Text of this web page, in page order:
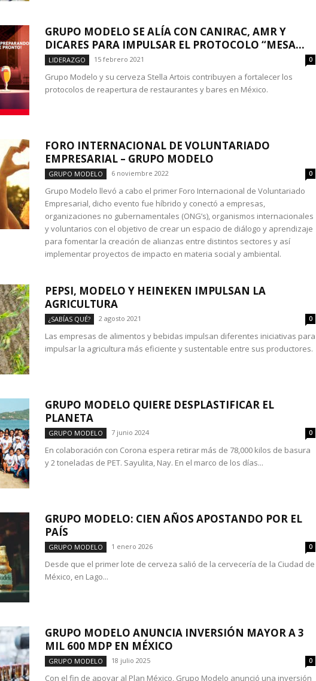
GRUPO MODELO SE ALÍA CON CANIRAC, AMR Y
DICARES PARA IMPULSAR EL PROTOCOLO “MESA...
LIDERAZGO 15 febrero 2021 0
Grupo Modelo y su cerveza Stella Artois contribuyen a fortalecer los
protocolos de reapertura de restaurantes y bares en México.
FORO INTERNACIONAL DE VOLUNTARIADO
EMPRESARIAL – GRUPO MODELO
GRUPO MODELO 6 noviembre 2022 0
Grupo Modelo llevó a cabo el primer Foro Internacional de Voluntariado
Empresarial, dicho evento fue híbrido y conectó a empresas,
organizaciones no gubernamentales (ONG’s), organismos internacionales
y voluntarios con el objetivo de crear un espacio de diálogo y aprendizaje
para fomentar la creación de alianzas entre distintos sectores y así
implementar proyectos de impacto en materia social y ambiental.
PEPSI, MODELO Y HEINEKEN IMPULSAN LA
AGRICULTURA
¿SABÍAS QUÉ? 2 agosto 2021 0
Las empresas de alimentos y bebidas impulsan diferentes iniciativas para
impulsar la agricultura más eficiente y sustentable entre sus productores.
GRUPO MODELO QUIERE DESPLASTIFICAR EL
PLANETA
GRUPO MODELO 7 junio 2024 0
En colaboración con Corona espera retirar más de 78,000 kilos de basura
y 2 toneladas de PET. Sayulita, Nay. En el marco de los días...
GRUPO MODELO: CIEN AÑOS APOSTANDO POR EL
PAÍS
GRUPO MODELO 1 enero 2026 0
Desde que el primer lote de cerveza salió de la cervecería de la Ciudad de
México, en Lago...
GRUPO MODELO ANUNCIA INVERSIÓN MAYOR A 3
MIL 600 MDP EN MÉXICO
GRUPO MODELO 18 julio 2025 0
Con el fin de apoyar al Plan México, Grupo Modelo anunció una inversión